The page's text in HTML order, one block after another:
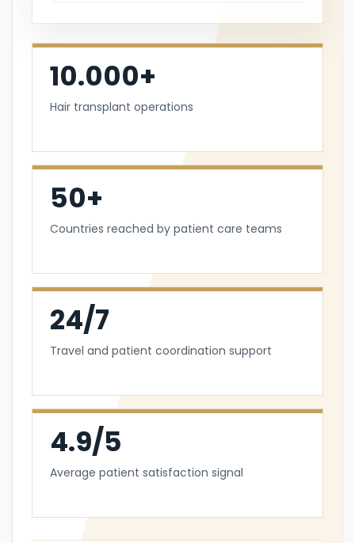
10.000+
Hair transplant operations
50+
Countries reached by patient care teams
24/7
Travel and patient coordination support
4.9/5
Average patient satisfaction signal